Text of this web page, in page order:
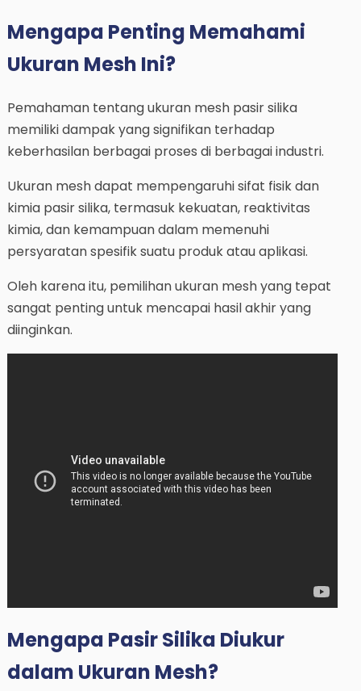
Mengapa Penting Memahami
Ukuran Mesh Ini?
Pemahaman tentang ukuran mesh pasir silika
memiliki dampak yang signifikan terhadap
keberhasilan berbagai proses di berbagai industri.
Ukuran mesh dapat mempengaruhi sifat fisik dan
kimia pasir silika, termasuk kekuatan, reaktivitas
kimia, dan kemampuan dalam memenuhi
persyaratan spesifik suatu produk atau aplikasi.
Oleh karena itu, pemilihan ukuran mesh yang tepat
sangat penting untuk mencapai hasil akhir yang
diinginkan.
Mengapa Pasir Silika Diukur
dalam Ukuran Mesh?